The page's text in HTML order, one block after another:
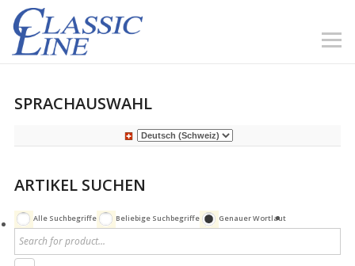
SPRACHAUSWAHL
ARTIKEL SUCHEN
Alle Suchbegriffe Beliebige Suchbegriffe Genauer Wortlaut